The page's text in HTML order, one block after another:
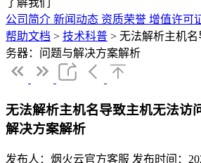
了解我们
公司简介 新闻动态 资质荣誉 增值许可
帮助文档 > 技术科普 > 无法解析主机
务器：问题与解决方案解析
无法解析主机名导致主机无法访
解决方案解析
发布人：烟火云官方客服 发布时间：